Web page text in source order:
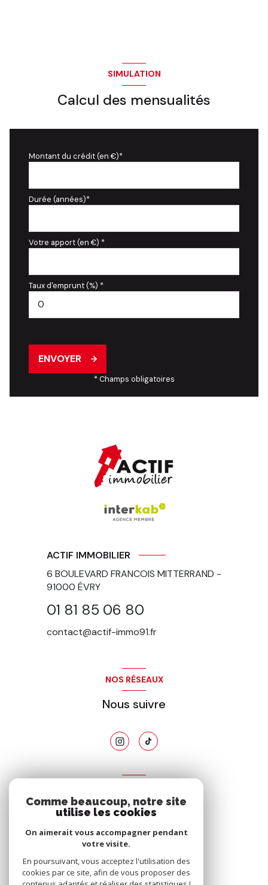
SIMULATION
Calcul des mensualités
Montant du crédit (en €)*
Durée (années)*
Votre apport (en €) *
Taux d'emprunt (%) *
ENVOYER
* Champs obligatoires
ACTIF IMMOBILIER
6 BOULEVARD FRANCOIS MITTERRAND -
91000 ÉVRY
01 81 85 06 80
contact@actif-immo91.fr
NOS RÉSEAUX
Nous suivre
Nous adhérons
Comme beaucoup, notre site
utilise les cookies
On aimerait vous accompagner pendant
votre visite.
En poursuivant, vous acceptez l'utilisation des
cookies par ce site, afin de vous proposer des